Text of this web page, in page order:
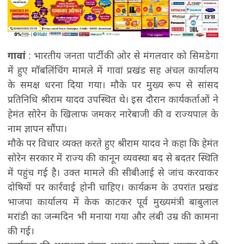
गावां : भारतीय जनता पार्टी की ओर से मंगलवार को सिमडेगा
में हुए मॉबलिंचिंग मामले में गावां प्रखंड सह अंचल कार्यालय
के समक्ष धरना दिया गया। मौके पर मुख्य रूप से सांसद
प्रतिनिधि श्रीराम यादव उपस्थित थे। इस दौरान कार्यकर्ताओं ने
हेमंत सोरेन के खिलाफ जमकर नारेबाजी की व राज्यपाल के
नाम ज्ञापन सौंपा।
मौके पर विचार व्यक्त करते हुए श्रीराम यादव ने कहा कि हेमंत
सोरेन सरकार में राज्य की कानून व्यवस्था बद से बदतर स्थिति
में पहुंच गई है। उक्त मामले की सीबीआई से जांच करवाकर
दोषियों पर कार्रवाई होनी चाहिए। कार्यक्रम के उपरांत प्रखंड
भाजपा कार्यालय में केक काटकर पूर्व मुख्यमंत्री बाबुलाल
मरांडी का जन्मदिन भी मनाया गया और लंबी उम्र की कामना
की गई।